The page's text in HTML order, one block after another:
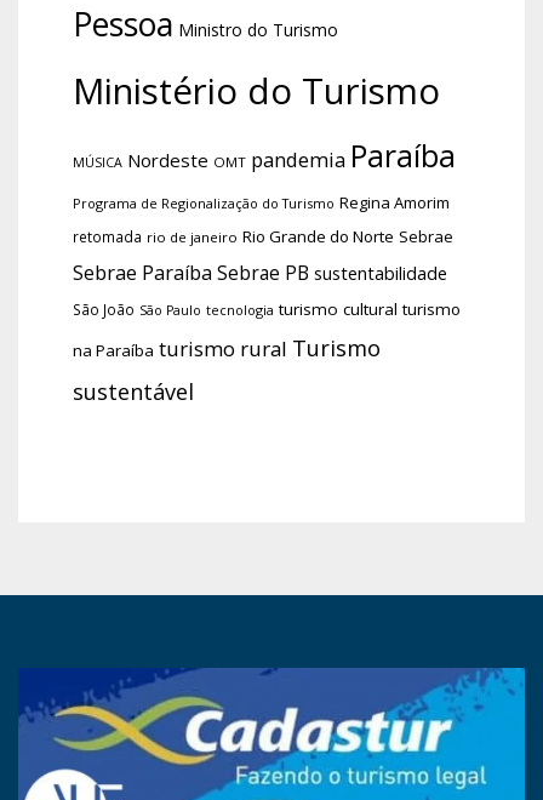
Pessoa Ministro do Turismo
Ministério do Turismo
MÚSICA Nordeste OMT pandemia Paraíba
Programa de Regionalização do Turismo Regina Amorim
retomada rio de janeiro Rio Grande do Norte Sebrae
Sebrae Paraíba Sebrae PB sustentabilidade
São João São Paulo tecnologia turismo cultural turismo
na Paraíba turismo rural Turismo
sustentável